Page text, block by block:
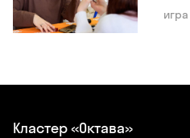
игра
Кластер «Октава»